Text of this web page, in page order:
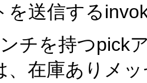
を送信する
チを持つpick
、在庫ありメ